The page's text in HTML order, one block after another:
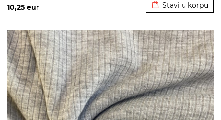
10,25 eur Stavi u korpu